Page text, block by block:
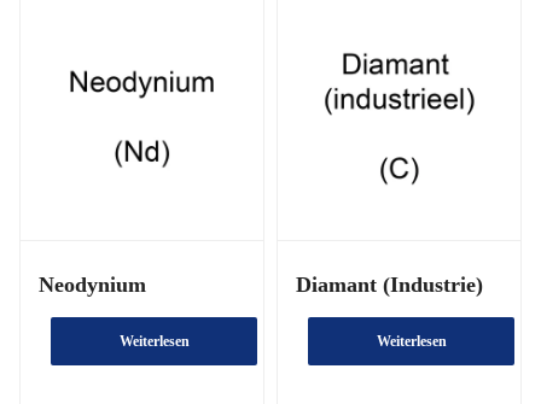
Neodynium
Weiterlesen
Diamant (Industrie)
Weiterlesen